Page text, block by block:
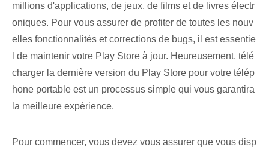
millions d'applications, de jeux, de films et de livres électr
oniques. Pour vous assurer de profiter de toutes les nouv
elles fonctionnalités et corrections de bugs, il est essentie
l de maintenir votre Play Store à jour. Heureusement, télé
charger la dernière version du Play Store pour votre télép
hone portable est un processus simple qui vous garantira
la meilleure expérience.
Pour commencer, vous devez vous assurer que vous disp